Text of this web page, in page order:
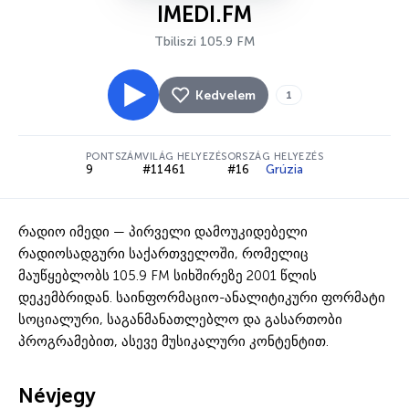
IMEDI.FM
Tbiliszi 105.9 FM
Kedvelem 1
PONTSZÁM
9
VILÁG HELYEZÉS
#11461
ORSZÁG HELYEZÉS
#16 Grúzia
რადიო იმედი — პირველი დამოუკიდებელი
რადიოსადგური საქართველოში, რომელიც
მაუწყებლობს 105.9 FM სიხშირეზე 2001 წლის
დეკემბრიდან. საინფორმაციო-ანალიტიკური ფორმატი
სოციალური, საგანმანათლებლო და გასართობი
პროგრამებით, ასევე მუსიკალური კონტენტით.
Névjegy